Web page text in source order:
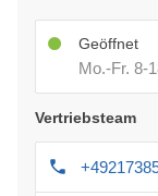
Geöffnet
Mo.-Fr. 8-
Vertriebsteam